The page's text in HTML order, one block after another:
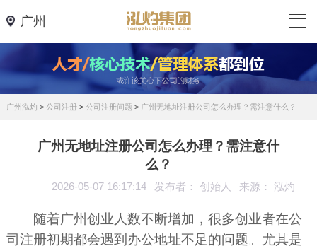
广州
广州泓灼 > 公司注册> 公司注册问题 > 广州无地址注册公司怎么办理？需注意什么？
广州无地址注册公司怎么办理？需注意什
么？
2026-05-07 16:17:14 发布者： 创始人 来源： 泓灼
随着广州创业人数不断增加，很多创业者在公
司注册初期都会遇到办公地址不足的问题。尤其是